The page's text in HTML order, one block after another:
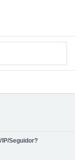
Seguidor?